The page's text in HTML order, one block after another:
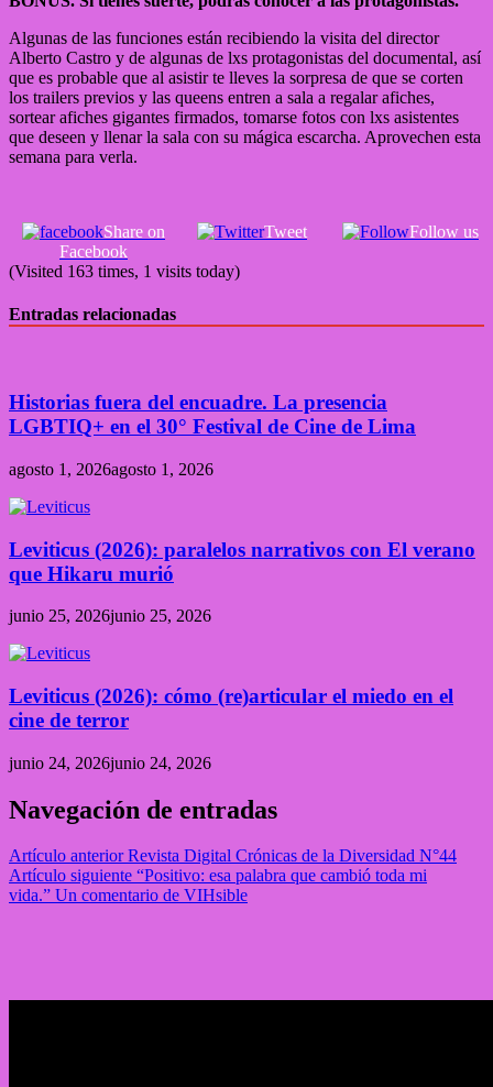
Algunas de las funciones están recibiendo la visita del director
Alberto Castro y de algunas de lxs protagonistas del documental, así
que es probable que al asistir te lleves la sorpresa de que se corten
los trailers previos y las queens entren a sala a regalar afiches,
sortear afiches gigantes firmados, tomarse fotos con lxs asistentes
que deseen y llenar la sala con su mágica escarcha. Aprovechen esta
semana para verla.
Share on
Facebook
Tweet Follow us
(Visited 163 times, 1 visits today)
Entradas relacionadas
Historias fuera del encuadre. La presencia
LGBTIQ+ en el 30° Festival de Cine de Lima
agosto 1, 2026agosto 1, 2026
Leviticus (2026): paralelos narrativos con El verano
que Hikaru murió
junio 25, 2026junio 25, 2026
Leviticus (2026): cómo (re)articular el miedo en el
cine de terror
junio 24, 2026junio 24, 2026
Navegación de entradas
Artículo anterior Revista Digital Crónicas de la Diversidad N°44
Artículo siguiente “Positivo: esa palabra que cambió toda mi
vida.” Un comentario de VIHsible